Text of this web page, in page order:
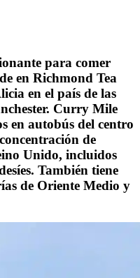
para comer
en Richmond Tea
en el país de las
Curry Mile
en autobús del centro
de
Unido, incluidos
También tiene
de Oriente Medio y